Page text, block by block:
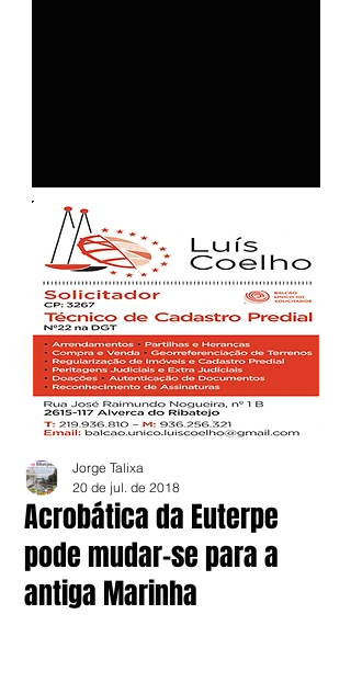
Acrobática da Euterpe
pode mudar-se para a
antiga Marinha
Jorge Talixa
20 de jul. de 2018